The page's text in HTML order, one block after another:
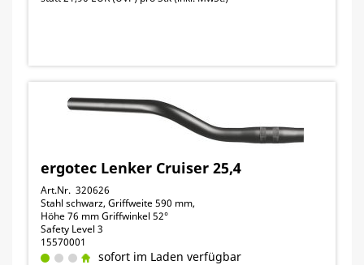
ergotec Lenker Cruiser 25,4
Art.Nr. 320626
Stahl schwarz, Griffweite 590 mm,
Höhe 76 mm Griffwinkel 52°
Safety Level 3
15570001
sofort im Laden verfügbar